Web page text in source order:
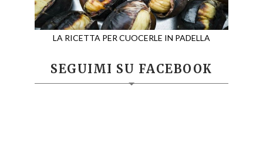
LA RICETTA PER CUOCERLE IN PADELLA
SEGUIMI SU FACEBOOK